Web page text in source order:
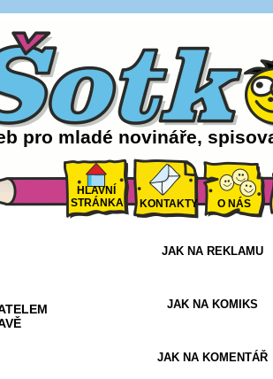
pro mladé novináře,
HLAVNÍ
STRÁNKA
KONTAKTY O NÁS
JAK NA REKLAMU
JAK NA KOMIKS
JAK NA KOMENTÁŘ